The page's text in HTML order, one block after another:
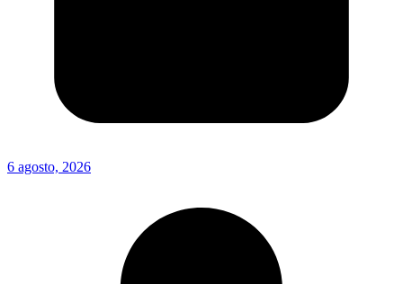
6 agosto, 2026